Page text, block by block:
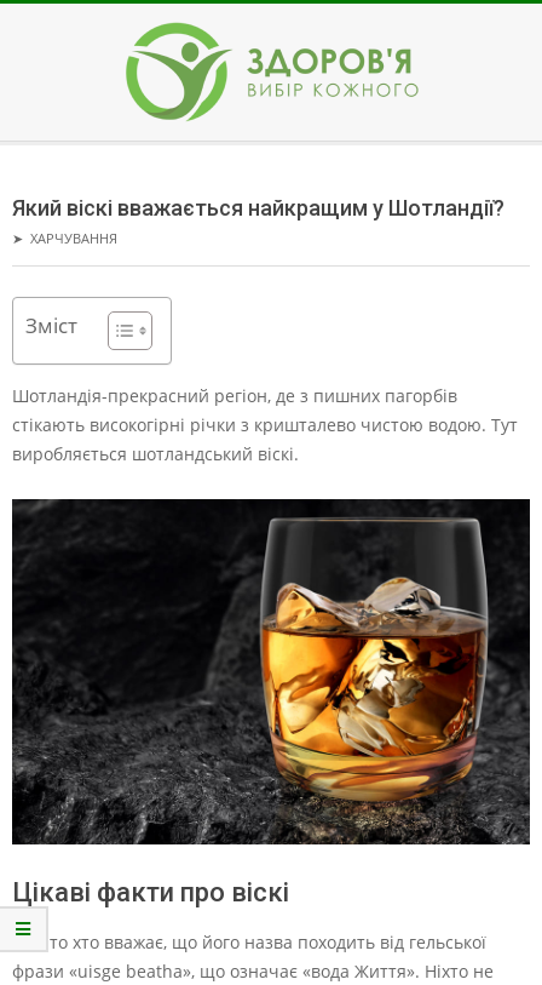
ЗДОРОВ'Я
Menu
Який віскі вважається найкращим у Шотландії?
➤ ХАРЧУВАННЯ
Зміст
Шотландія-прекрасний регіон, де з пишних пагорбів
стікають високогірні річки з кришталево чистою водою. Тут
виробляється шотландський віскі.
Цікаві факти про віскі
Багато хто вважає, що його назва походить від гельської
фрази «uisge beatha», що означає «вода Життя». Ніхто не